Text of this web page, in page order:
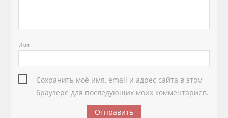
Имя
Сохранить моё имя, email и адрес сайта в этом
браузере для последующих моих комментариев.